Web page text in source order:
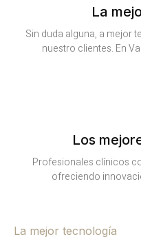
La
Sin duda alguna, a mejor
nuestro clientes. En
Los
Profesionales clínicos
ofreciendo
La mejor tecnología